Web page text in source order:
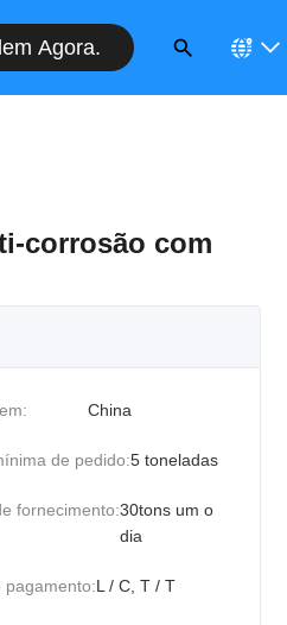
Agora.
corrosão com
China
de pedido:5 toneladas
fornecimento:30tons um o
dia
pagamento:L / C, T / T